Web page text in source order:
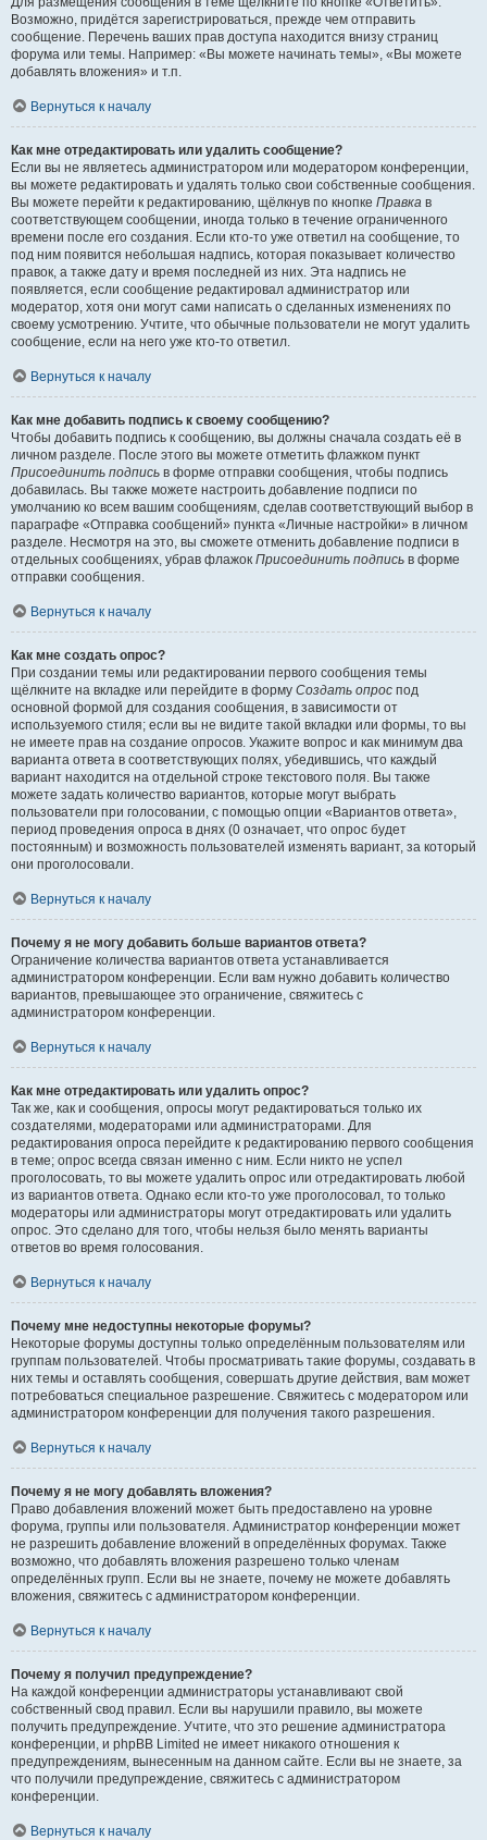
Возможно, придётся зарегистрироваться, прежде чем отправить
сообщение. Перечень ваших прав доступа находится внизу страниц
форума или темы. Например: «Вы можете начинать темы», «Вы можете
добавлять вложения» и т.п.
Вернуться к началу
Как мне отредактировать или удалить сообщение?
Если вы не являетесь администратором или модератором конференции,
вы можете редактировать и удалять только свои собственные сообщения.
Вы можете перейти к редактированию, щёлкнув по кнопке Правка в
соответствующем сообщении, иногда только в течение ограниченного
времени после его создания. Если кто-то уже ответил на сообщение, то
под ним появится небольшая надпись, которая показывает количество
правок, а также дату и время последней из них. Эта надпись не
появляется, если сообщение редактировал администратор или
модератор, хотя они могут сами написать о сделанных изменениях по
своему усмотрению. Учтите, что обычные пользователи не могут удалить
сообщение, если на него уже кто-то ответил.
Вернуться к началу
Как мне добавить подпись к своему сообщению?
Чтобы добавить подпись к сообщению, вы должны сначала создать её в
личном разделе. После этого вы можете отметить флажком пункт
Присоединить подпись в форме отправки сообщения, чтобы подпись
добавилась. Вы также можете настроить добавление подписи по
умолчанию ко всем вашим сообщениям, сделав соответствующий выбор в
параграфе «Отправка сообщений» пункта «Личные настройки» в личном
разделе. Несмотря на это, вы сможете отменить добавление подписи в
отдельных сообщениях, убрав флажок Присоединить подпись в форме
отправки сообщения.
Вернуться к началу
Как мне создать опрос?
При создании темы или редактировании первого сообщения темы
щёлкните на вкладке или перейдите в форму Создать опрос под
основной формой для создания сообщения, в зависимости от
используемого стиля; если вы не видите такой вкладки или формы, то вы
не имеете прав на создание опросов. Укажите вопрос и как минимум два
варианта ответа в соответствующих полях, убедившись, что каждый
вариант находится на отдельной строке текстового поля. Вы также
можете задать количество вариантов, которые могут выбрать
пользователи при голосовании, с помощью опции «Вариантов ответа»,
период проведения опроса в днях (0 означает, что опрос будет
постоянным) и возможность пользователей изменять вариант, за который
они проголосовали.
Вернуться к началу
Почему я не могу добавить больше вариантов ответа?
Ограничение количества вариантов ответа устанавливается
администратором конференции. Если вам нужно добавить количество
вариантов, превышающее это ограничение, свяжитесь с
администратором конференции.
Вернуться к началу
Как мне отредактировать или удалить опрос?
Так же, как и сообщения, опросы могут редактироваться только их
создателями, модераторами или администраторами. Для
редактирования опроса перейдите к редактированию первого сообщения
в теме; опрос всегда связан именно с ним. Если никто не успел
проголосовать, то вы можете удалить опрос или отредактировать любой
из вариантов ответа. Однако если кто-то уже проголосовал, то только
модераторы или администраторы могут отредактировать или удалить
опрос. Это сделано для того, чтобы нельзя было менять варианты
ответов во время голосования.
Вернуться к началу
Почему мне недоступны некоторые форумы?
Некоторые форумы доступны только определённым пользователям или
группам пользователей. Чтобы просматривать такие форумы, создавать в
них темы и оставлять сообщения, совершать другие действия, вам может
потребоваться специальное разрешение. Свяжитесь с модератором или
администратором конференции для получения такого разрешения.
Вернуться к началу
Почему я не могу добавлять вложения?
Право добавления вложений может быть предоставлено на уровне
форума, группы или пользователя. Администратор конференции может
не разрешить добавление вложений в определённых форумах. Также
возможно, что добавлять вложения разрешено только членам
определённых групп. Если вы не знаете, почему не можете добавлять
вложения, свяжитесь с администратором конференции.
Вернуться к началу
Почему я получил предупреждение?
На каждой конференции администраторы устанавливают свой
собственный свод правил. Если вы нарушили правило, вы можете
получить предупреждение. Учтите, что это решение администратора
конференции, и phpBB Limited не имеет никакого отношения к
предупреждениям, вынесенным на данном сайте. Если вы не знаете, за
что получили предупреждение, свяжитесь с администратором
конференции.
Вернуться к началу